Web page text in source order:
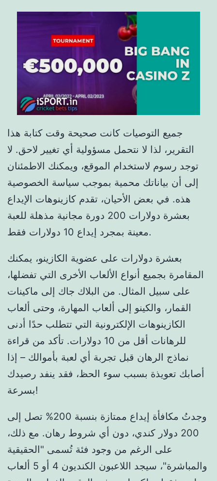
جميع التوصيات كانت صحيحة وقت كتابة هذا
التقرير، لذا لا نتحمل مسؤولية أي تغيير لاحق. لا
توجد رسوم لاستخدام الموقع، ويمكنك الاطمئنان
إلى أن بياناتك محمية بموجب سياسة الخصوصية
هذه. في بعض الأحيان، تقدم كازينوهات الإيداع
بعشرة دولارات 200 دورة مجانية مذهلة للعبة
معينة بمجرد إيداع 10 دولارات فقط.
بعشرة دولارات على عضوية الكازينو، يمكنك
المقامرة بجميع أنواع الألعاب الأخرى التي تفضلها،
على سبيل المثال. من البلاك جاك إلى ماكينات
القمار، والكينو إلى ألعاب المهارة، وحتى ألعاب
الكازينوهات الإلكترونية التي تتطلب حدًا أدنى
للرهانات أقل من 10 دولارات. تأكد من قراءة
نماذج الرهان قبل تجربة أي لعبة بأموالك – إذا
أصابك تعويذة بسبب سوء الحظ، فقد ينفد رصيدك
بسرعة!
وجدتُ مكافأة إيداع ممتازة بنسبة 200% تصل إلى
200 دولار كندي، دون أي شروط رهان. مع ذلك،
على الرغم من وجود فئة تُسمى "الحقيقية
والمباشرة"، سيجد اللاعبون الكنديون 4 أو 5 ألعاب